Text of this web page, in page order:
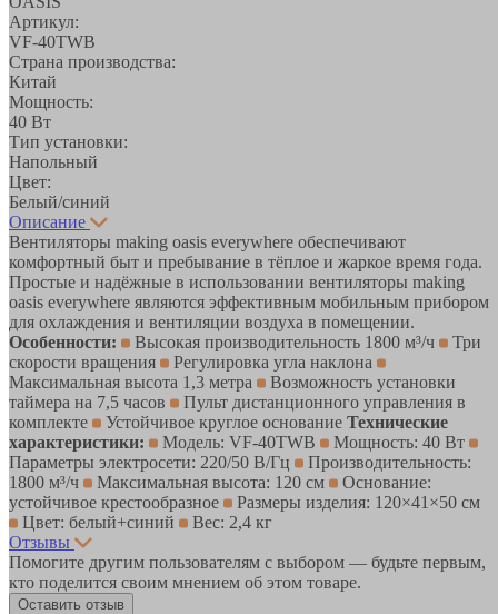
Артикул:
VF-40TWB
Страна производства:
Китай
Мощность:
40 Вт
Тип установки:
Напольный
Цвет:
Белый/синий
Описание
Вентиляторы making oasis everywhere обеспечивают
комфортный быт и пребывание в тёплое и жаркое время года.
Простые и надёжные в использовании вентиляторы making
oasis everywhere являются эффективным мобильным прибором
для охлаждения и вентиляции воздуха в помещении.
Особенности:
Высокая производительность 1800 м³/ч
Три
скорости вращения
Регулировка угла наклона
Максимальная высота 1,3 метра
Возможность установки
таймера на 7,5 часов
Пульт дистанционного управления в
комплекте
Устойчивое круглое основание Технические
характеристики:
Модель: VF-40TWB
Мощность: 40 Вт
Параметры электросети: 220/50 В/Гц
Производительность:
1800 м³/ч
Максимальная высота: 120 см
Основание:
устойчивое крестообразное
Размеры изделия: 120×41×50 см
Цвет: белый+синий
Вес: 2,4 кг
Отзывы
Помогите другим пользователям с выбором — будьте первым,
кто поделится своим мнением об этом товаре.
Оставить отзыв